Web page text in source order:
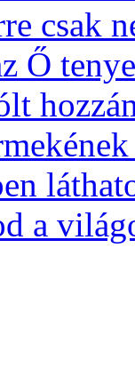
csak
Ő
a